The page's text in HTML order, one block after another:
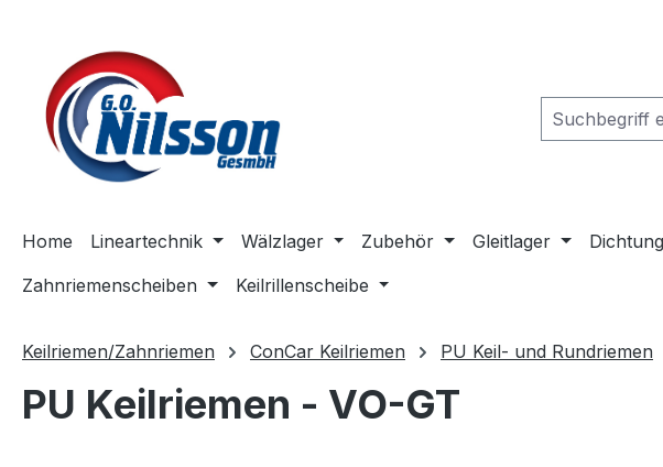
Home Lineartechnik Wälzlager Zubehör Gleitlager
Zahnriemenscheiben
Keilrillenscheibe
Keilriemen/Zahnriemen ConCar Keilriemen PU Keil- und Rundriemen
PU Keilriemen - VO-GT